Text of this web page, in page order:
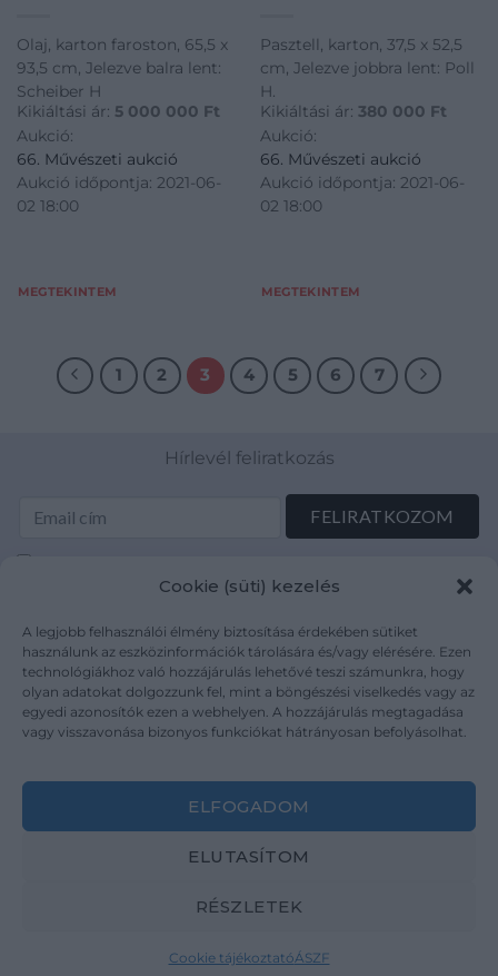
Cookie (süti) kezelés
A legjobb felhasználói élmény biztosítása érdekében sütiket
használunk az eszközinformációk tárolására és/vagy elérésére. Ezen
technológiákhoz való hozzájárulás lehetővé teszi számunkra, hogy
olyan adatokat dolgozzunk fel, mint a böngészési viselkedés vagy az
egyedi azonosítók ezen a webhelyen. A hozzájárulás megtagadása
vagy visszavonása bizonyos funkciókat hátrányosan befolyásolhat.
ELFOGADOM
ELUTASÍTOM
RÉSZLETEK
Cookie tájékoztatóÁSZF
Olaj, karton faroston, 65,5 x
93,5 cm, Jelezve balra lent:
Scheiber H
Kikiáltási ár: 5 000 000 Ft
Aukció:
66. Művészeti aukció
Aukció időpontja: 2021-06-
02 18:00
MEGTEKINTEM
Pasztell, karton, 37,5 x 52,5
cm, Jelezve jobbra lent: Poll
H.
Kikiáltási ár: 380 000 Ft
Aukció:
66. Művészeti aukció
Aukció időpontja: 2021-06-
02 18:00
MEGTEKINTEM
1 2 3 4 5 6 7
Hírlevél feliratkozás
mutargy.com/adatkezelesi-tajekoztato/
Rólunk
Médiaajánlat
Karrier
Kapcsolat
Áraink
ÁSZF
Adatvédelem
Impresszum
Kövesse a műtárgy.com-ot